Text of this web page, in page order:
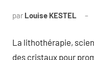
par Louise KESTEL
La lithothérapie,
des cristaux pour